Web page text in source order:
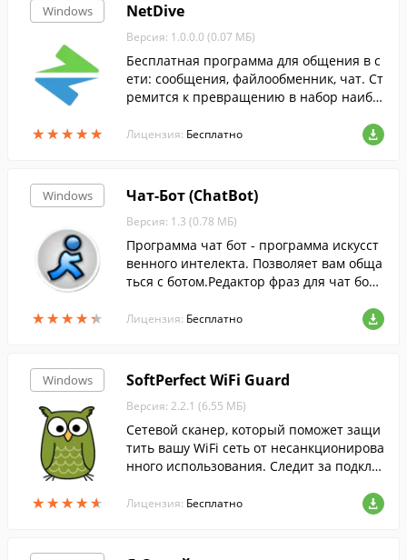
Windows
★★★★★
★★★★★
NetDive
Версия: 1.0.0.0 (0.07 МБ)
Бесплатная программа для общения в с
ети: сообщения, файлообменник, чат. Ст
ремится к превращению в набор наибо
льзователя.
Лицензия: Бесплатно
Windows
★★★★★
★★★★★
Чат-Бот (ChatBot)
Версия: 1.3 (0.78 МБ)
Программа чат бот - программа искусст
венного интелекта. Позволяет вам обща
ться с ботом.Редактор фраз для чат бота
и в базе бота.
Лицензия: Бесплатно
Windows
★★★★★
★★★★★
SoftPerfect WiFi Guard
Версия: 2.2.1 (6.55 МБ)
Сетевой сканер, который поможет защи
тить вашу WiFi сеть от несанкционирова
нного использования. Следит за подклю
ляет вас, если к ней подключаются нов
Лицензия: Бесплатно